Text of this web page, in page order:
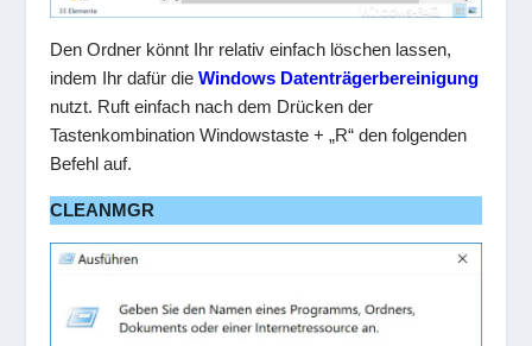
Den Ordner könnt Ihr relativ einfach löschen lassen,
indem Ihr dafür dieWindows Datenträgerbereinigung
nutzt. Ruft einfach nach dem Drücken der
Tastenkombination Windowstaste + „R“ den folgenden
Befehl auf.
CLEANMGR